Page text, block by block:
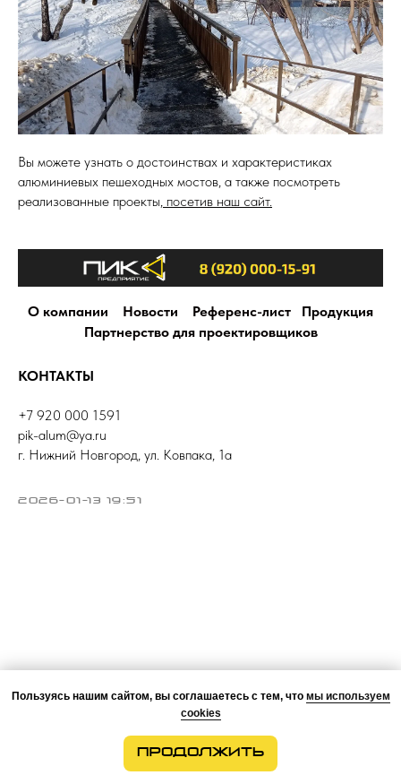
Вы можете узнать о достоинствах и характеристиках
алюминиевых пешеходных мостов, а также посмотреть
реализованные проекты, посетив наш сайт.
О компании Новости Референс-лист
Продукция
Партнерство для проектировщиков
КОНТАКТЫ
+7 920 000 1591
pik-alum@ya.ru
г. Нижний Новгород, ул. Ковпака, 1а
2026-01-13 19:51
Пользуясь нашим сайтом, вы соглашаетесь с тем, что мы используем
cookies
ПРОДОЛЖИТЬ